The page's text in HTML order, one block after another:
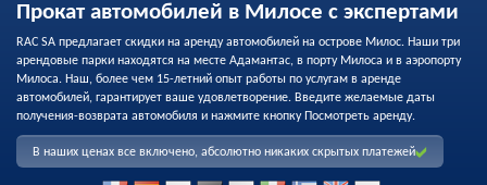
Прокат автомобилей в Милосе с экспертами
RAC SA предлагает скидки на аренду автомобилей на острове Милос. Наши три
арендовые парки находятся на месте Адамантас, в порту Милоса и в аэропорту
Милоса. Наш, более чем 15-летний опыт работы по услугам в аренде
автомобилей, гарантирует ваше удовлетворение. Введите желаемые даты
получения-возврата автомобиля и нажмите кнопку Посмотреть аренду.
В наших ценах все включено, абсолютно никаких скрытых платежей